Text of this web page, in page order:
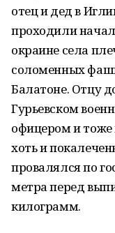
отец и дед в
проходили
окраине села
соломенных
Балатоне. Отцу
Гурьевском
офицером и тоже
хоть и
провалялся по
метра перед
килограмм.